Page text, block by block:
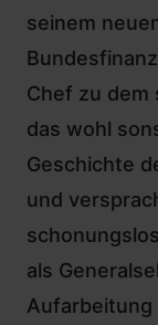
seinem
Chef zu dem
das wohl
Geschichte
und
als